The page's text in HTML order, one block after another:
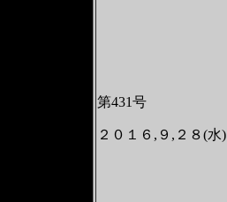
第431号
２０１６,９,２８(水)